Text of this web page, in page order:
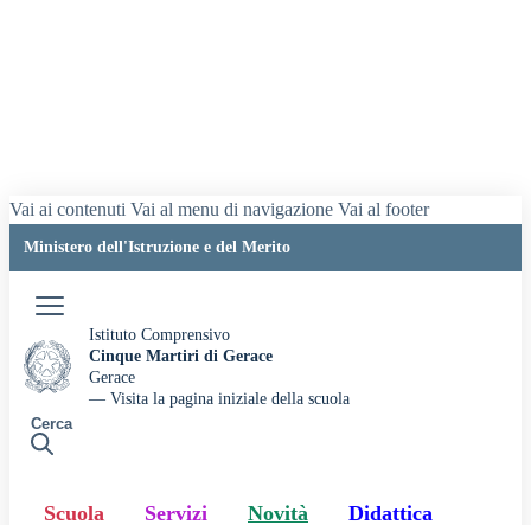
Vai ai contenuti Vai al menu di navigazione Vai al footer
Ministero dell'Istruzione e del Merito
Istituto Comprensivo
Cinque Martiri di Gerace
Gerace
— Visita la pagina iniziale della scuola
Cerca
Scuola Servizi Novità Didattica